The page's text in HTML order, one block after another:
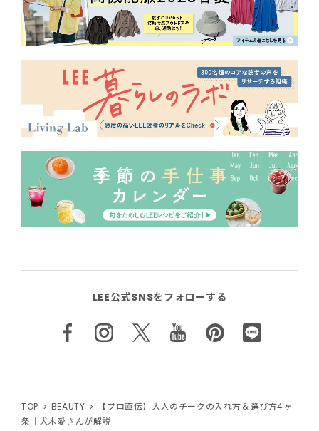
LEE公式SNSをフォローする
TOP BEAUTY
【プロ直伝】大人のチークの入れ方＆選び方4ヶ
条｜犬木愛さんが解説